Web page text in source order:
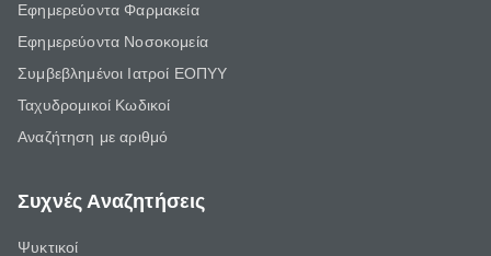
Εφημερεύοντα Φαρμακεία
Εφημερεύοντα Νοσοκομεία
Συμβεβλημένοι Ιατροί ΕΟΠΥΥ
Ταχυδρομικοί Κωδικοί
Αναζήτηση με αριθμό
Συχνές Αναζητήσεις
Ψυκτικοί